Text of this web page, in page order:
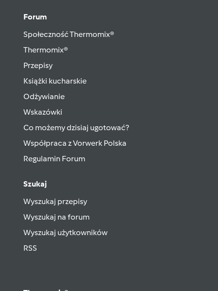
Forum
Społeczność Thermomix®
Thermomix®
Przepisy
Książki kucharskie
Odżywianie
Wskazówki
Co możemy dzisiaj ugotować?
Współpraca z Vorwerk Polska
Regulamin Forum
Szukaj
Wyszukaj przepisy
Wyszukaj na forum
Wyszukaj użytkowników
RSS